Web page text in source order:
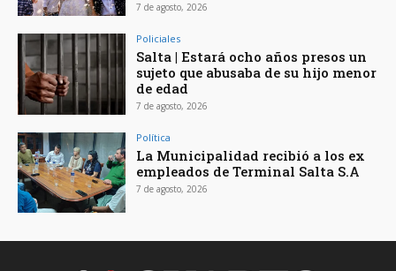
7 de agosto, 2026
Policiales
Salta | Estará ocho años presos un
sujeto que abusaba de su hijo menor
de edad
7 de agosto, 2026
Política
La Municipalidad recibió a los ex
empleados de Terminal Salta S.A
7 de agosto, 2026